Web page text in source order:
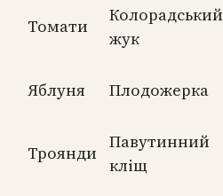
Томати
Колорадський
жук
Яблуня Плодожерка
Троянди
Павутинний
кліщ